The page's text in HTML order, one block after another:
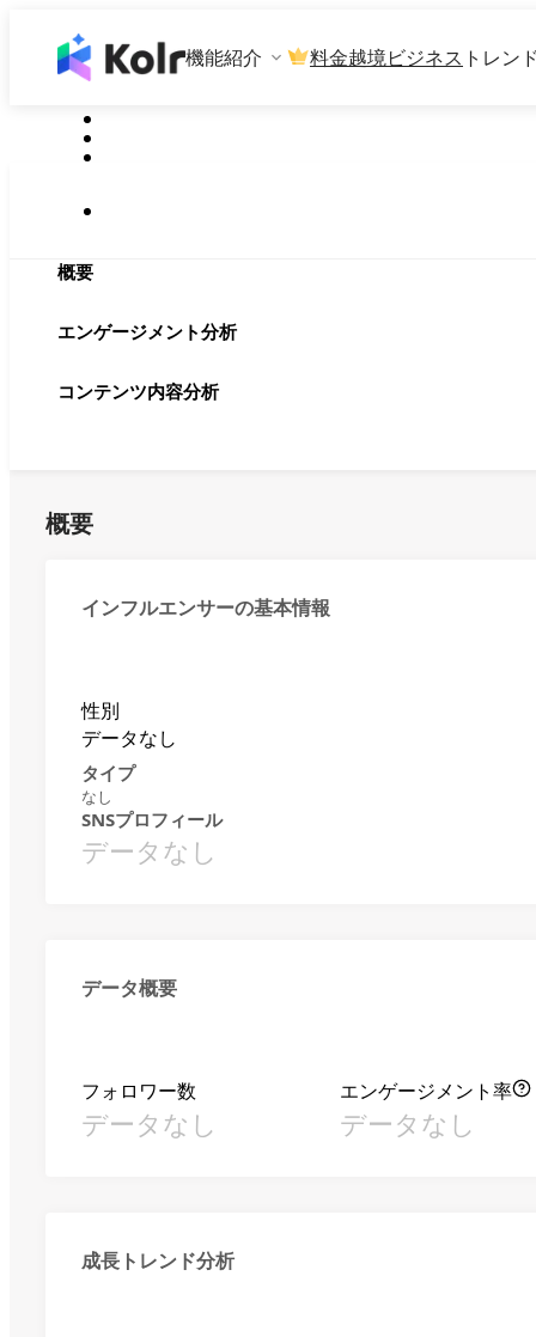
機能紹介 料金越境ビジネス トレン
概要
エンゲージメント分析
コンテンツ内容分析
概要
インフルエンサーの基本情報
性別
データなし
タイプ
なし
SNSプロフィール
データなし
データ概要
フォロワー数
データなし
エンゲージメント率
データなし
成長トレンド分析